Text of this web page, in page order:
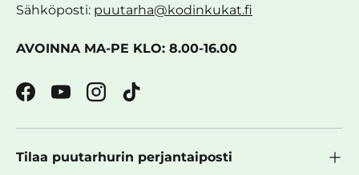
Sähköposti: puutarha@kodinkukat.fi
AVOINNA MA-PE KLO: 8.00-16.00
Facebook
YouTubeInstagram
TikTok
Tilaa puutarhurin perjantaiposti